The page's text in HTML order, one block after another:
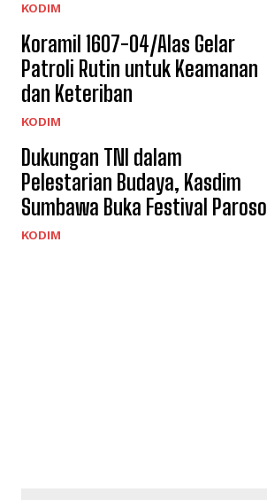
KODIM
Koramil 1607-04/Alas Gelar
Patroli Rutin untuk Keamanan
dan Keteriban
KODIM
Dukungan TNI dalam
Pelestarian Budaya, Kasdim
Sumbawa Buka Festival Paroso
KODIM